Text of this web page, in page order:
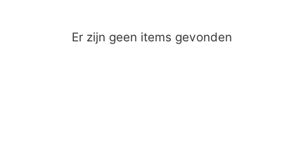
Er zijn geen items gevonden